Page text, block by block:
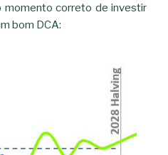
momento correto de investir
bom DCA: